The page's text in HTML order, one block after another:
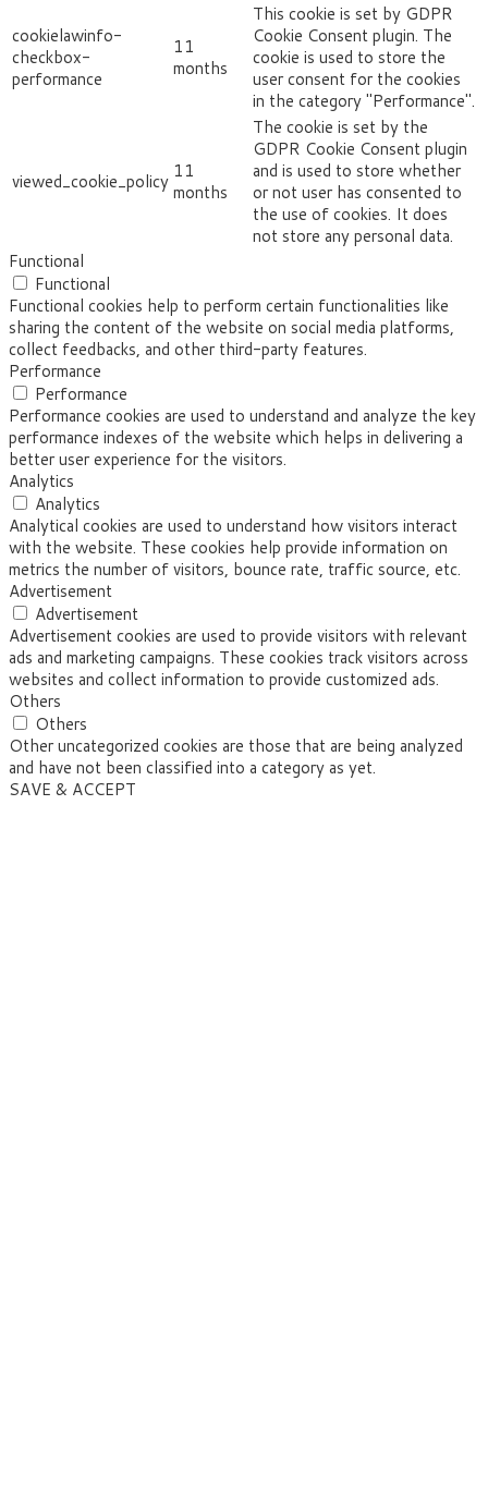
cookielawinfo-
checkbox-
performance
11
months
This cookie is set by GDPR
Cookie Consent plugin. The
cookie is used to store the
user consent for the cookies
in the category "Performance".
viewed_cookie_policy 11
months
The cookie is set by the
GDPR Cookie Consent plugin
and is used to store whether
or not user has consented to
the use of cookies. It does
not store any personal data.
Functional
Functional
Functional cookies help to perform certain functionalities like
sharing the content of the website on social media platforms,
collect feedbacks, and other third-party features.
Performance
Performance
Performance cookies are used to understand and analyze the key
performance indexes of the website which helps in delivering a
better user experience for the visitors.
Analytics
Analytics
Analytical cookies are used to understand how visitors interact
with the website. These cookies help provide information on
metrics the number of visitors, bounce rate, traffic source, etc.
Advertisement
Advertisement
Advertisement cookies are used to provide visitors with relevant
ads and marketing campaigns. These cookies track visitors across
websites and collect information to provide customized ads.
Others
Others
Other uncategorized cookies are those that are being analyzed
and have not been classified into a category as yet.
SAVE & ACCEPT